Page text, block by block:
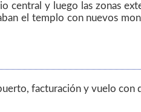
central y luego las zonas
el templo con nuevos
facturación y vuelo con